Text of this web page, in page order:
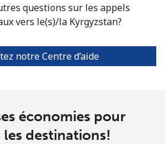
questions sur les appels
vers le(s)/la Kyrgyzstan?
notre Centre d’aide
économies pour
destinations!